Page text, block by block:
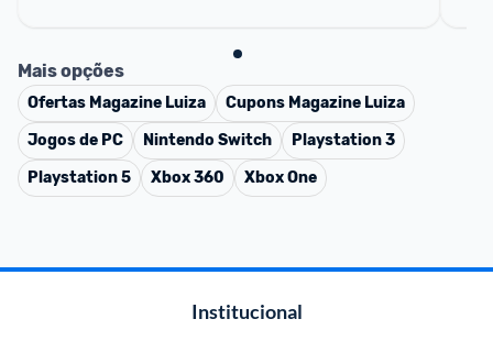
Mais opções
Ofertas Magazine Luiza Cupons Magazine Luiza
Jogos de PC
Nintendo Switch
Playstation 3
Playstation 5
Xbox 360 Xbox One
Institucional